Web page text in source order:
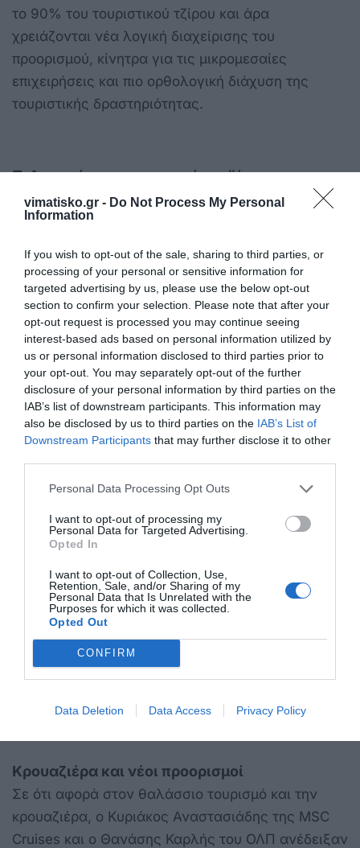
vimatisko.gr - Do Not Process My Personal
Information
If you wish to opt-out of the sale, sharing to third parties, or
processing of your personal or sensitive information for
targeted advertising by us, please use the below opt-out
section to confirm your selection. Please note that after your
opt-out request is processed you may continue seeing
interest-based ads based on personal information utilized by
us or personal information disclosed to third parties prior to
your opt-out. You may separately opt-out of the further
disclosure of your personal information by third parties on the
IAB’s list of downstream participants. This information may
also be disclosed by us to third parties on the IAB’s List of
Downstream Participants that may further disclose it to other
Personal Data Processing Opt Outs
I want to opt-out of processing my
Personal Data for Targeted Advertising.
Opted In
I want to opt-out of Collection, Use,
Retention, Sale, and/or Sharing of my
Personal Data that Is Unrelated with the
Purposes for which it was collected.
Opted Out
CONFIRM
Data Deletion Data Access Privacy Policy
το 90% του τουριστικού τζίρου και άρα
χρειάζονται νέα λογική διαχείρισης του
προορισμού, κίνητρα για τις μικρομεσαίες
επιχειρήσεις και πιο ορθολογική διάχυση της
τουριστικής δραστηριότητας.
Πολιτισμός ως τουριστικό προϊόν
Ιδιαίτερη βαρύτητα είχε η τοποθέτηση της
Ιωάννας Δρέττα για τη σχέση πολιτισμού και
επενδύσει σημαντικά σε πολιτιστικές υποδομές,
μέσα από ανακαινίσεις υφιστάμενων χώρων αλλά
και τη δημιουργία νέων. Ωστόσο, το ζητούμενο
παραμένει η μετάβαση από τον «πόρο» στο
«προϊόν».
Με άλλα λόγια, το θέμα δεν είναι μόνο να
υπάρχει πολιτιστικό απόθεμα, αλλά να
ενσωματωθεί ουσιαστικά στο τουριστικό προϊόν
της χώρας και να γίνει μέρος της εμπειρίας του
επισκέπτη. Η ίδια έδωσε στον ιδιωτικό τομέα
υποστηρίζοντας ότι πρέπει να αναπτυχθεί ένας
νέος «κώδικας επικοινωνίας» ανάμεσα στον
πολιτισμό και στον τουρισμό.
Η κα Δρέττα στάθηκε και στη σχέση της ελληνικής
κοινωνίας με τα μουσεία, σημειώνοντας ότι αν οι
ίδιοι οι Έλληνες δεν επισκέπτονται τους
πολιτιστικούς χώρους, δεν μπορεί να θεωρείται
Κρουαζιέρα και νέοι προορισμοί
Σε ότι αφορά στον θαλάσσιο τουρισμό και την
κρουαζιέρα, ο Κυριάκος Αναστασιάδης της MSC
Cruises και ο Θανάσης Καρλής του ΟΛΠ ανέδειξαν